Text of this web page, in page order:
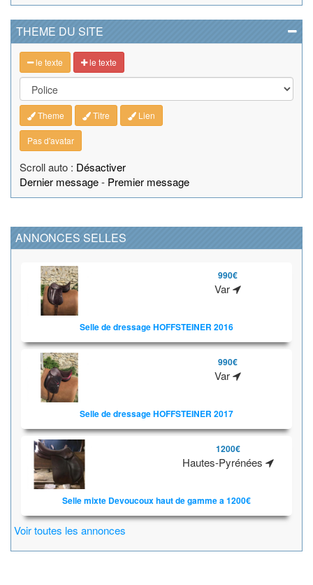
THEME DU SITE
le texte le texte
Theme Titre Lien
Pas d'avatar
Scroll auto : Désactiver
Dernier message- Premier message
ANNONCES SELLES
990€
Var
Selle de dressage HOFFSTEINER 2016
990€
Var
Selle de dressage HOFFSTEINER 2017
1200€
Hautes-Pyrénées
Selle mixte Devoucoux haut de gamme a 1200€
Voir toutes les annonces